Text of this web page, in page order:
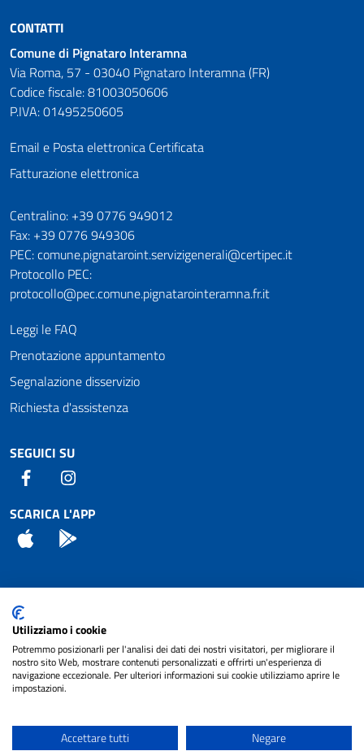
CONTATTI
Comune di Pignataro Interamna
Via Roma, 57 - 03040 Pignataro Interamna (FR)
Codice fiscale: 81003050606
P.IVA: 01495250605
Email e Posta elettronica Certificata
Fatturazione elettronica
Numeri utili
Centralino: +39 0776 949012
Fax: +39 0776 949306
PEC: comune.pignataroint.servizigenerali@certipec.it
Protocollo PEC:
protocollo@pec.comune.pignatarointeramna.fr.it
Leggi le FAQ
Prenotazione appuntamento
Segnalazione disservizio
Richiesta d'assistenza
SEGUICI SU
Facebook
SCARICA L'APP
App Store
Attuazione Misure PNRR
Piano di miglioramento del sito
Note legali
cura diNET SMART
Utilizziamo i cookie
Potremmo posizionarli per l'analisi dei dati dei nostri visitatori, per migliorare il
nostro sito Web, mostrare contenuti personalizzati e offrirti un'esperienza di
navigazione eccezionale. Per ulteriori informazioni sui cookie utilizziamo aprire le
impostazioni.
Accettare tutti Negare